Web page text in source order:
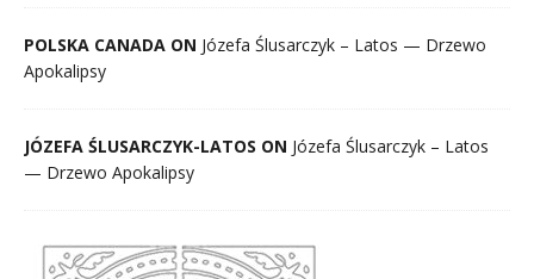
POLSKA CANADA ON Józefa Ślusarczyk – Latos — Drzewo
Apokalipsy
JÓZEFA ŚLUSARCZYK-LATOS ON Józefa Ślusarczyk – Latos
— Drzewo Apokalipsy